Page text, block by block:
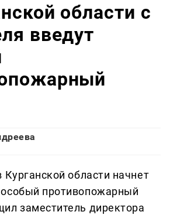
области с
введут
Курганской области начнет
противопожарный
заместитель директора